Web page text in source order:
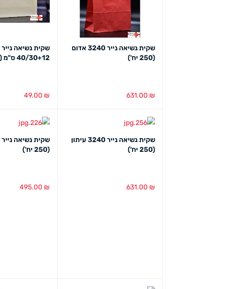
שקית נשיאה נייר 3240 אדום
(250 יח')
631.00 ₪
שקית נשיאה
40/30+12 ס"מ (12 יח במארז)
49.00 ₪
שקית נשיאה נייר 3240 עיתון
(250 יח')
631.00 ₪
(250 יח')
495.00 ₪